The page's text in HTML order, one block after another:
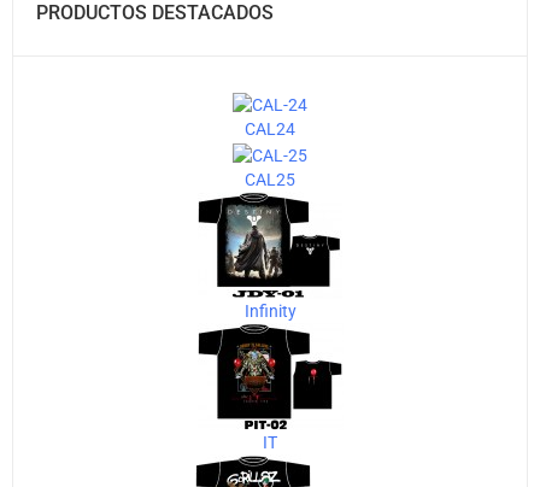
PRODUCTOS DESTACADOS
CAL24
CAL25
Infinity
IT